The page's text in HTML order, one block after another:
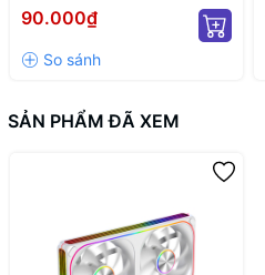
ARGB (MÀU TRẮNG/ 9CM/
LED TÂM ARGB VÔ CỰC)
90.000₫
SẢN PHẨM ĐÃ XEM